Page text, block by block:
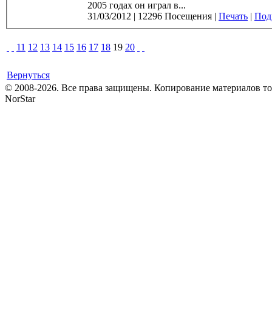
2005 годах он играл в...
31/03/2012 | 12296 Посещения | Печать |
11 12 13 14 15 16 17 18 19 20
Вернуться
© 2008-2026. Все права защищены. Копирование материалов
NorStar